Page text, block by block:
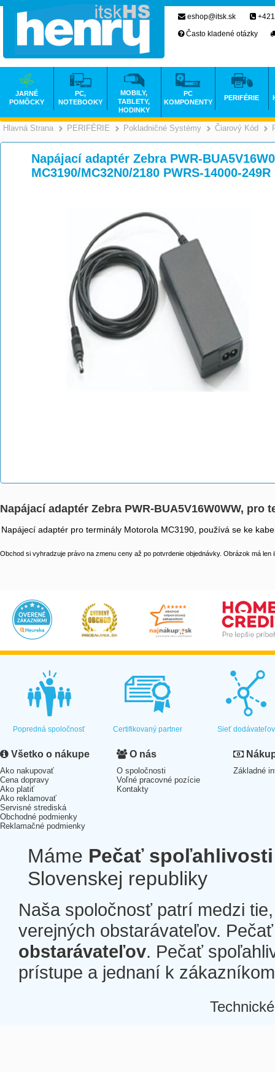
Hlavná Strana >
PERIFÉRIE >
Pokladničné Systémy Čiarový Kód
Napájací adaptér Zebra PWR-
MC3190/MC32N0/2180 PWRS-14000-249R
Napájací adaptér Zebra PWR-BUA5V16W0WW, pro
Napájecí adaptér pro terminály Motorola MC3190, používá se ke
Obchod si vyhradzuje právo na zmenu ceny až po potvrdenie objednávky. Obrázok má len
eshop@itsk.sk
Často kladené otázky
JARNÉ
POMÔCKY
PC,
NOTEBOOKY
MOBILY,
TABLETY,
HODINKY
PC
KOMPONENTY
PERIFÉRIE
Popredná spoločnosť Certifikovaný partner Sieť dodávateľov
Všetko o nákupe
Ako nakupovať
Cena dopravy
Ako platiť
Ako reklamovať
Servisné strediská
Obchodné podmienky
Reklamačné podmienky
O nás
O spoločnosti
Voľné pracovné pozície
Kontakty
Základné
Máme Pečať spoľahlivosti
Slovenskej republiky
Naša spoločnosť patrí medzi
verejných obstarávateľov.
obstarávateľov. Pečať
prístupe a jednaní k